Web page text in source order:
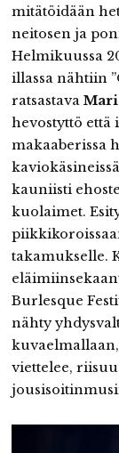
mitätöidään
neitosen ja
Helmikuussa
illassa nähtiin
ratsastava
hevostyttö että
makaaberissa
kauniisti
kuolaimet.
takamukselle.
Burlesque
nähty
viettelee,